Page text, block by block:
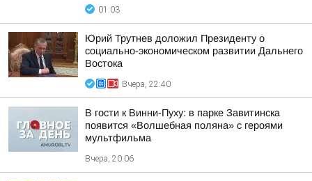
01:03
Юрий Трутнев доложил Президенту о
социально-экономическом развитии Дальнего
Востока
Вчера, 22:40
В гости к Винни-Пуху: в парке Завитинска
появится «Волшебная поляна» с героями
мультфильма
Вчера, 20:06